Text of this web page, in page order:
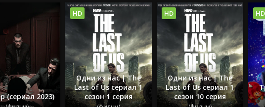
(сериал 2023)
Одни из нас | The
Last of Us сериал 1
сезон 1 серия
HD
Одни из нас | The
Last of Us сериал 1
сезон 10 серия
HD HD